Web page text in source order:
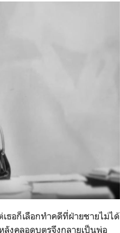
ธอก็เลือกทำคดีที่ฝ่ายชายไม่ได้
ลังคลอดบุตรจึงกลายเป็นพ่อ